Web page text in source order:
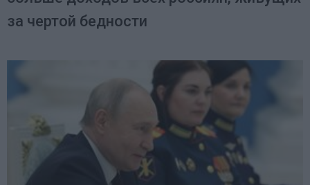
за чертой бедности